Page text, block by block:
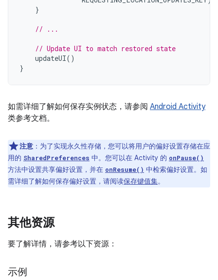
}
// ...
// Update UI to match restored state
updateUI()
}
如需详细了解如何保存实例状态，请参阅 Android Activity
类参考文档。
注意 ：为了实现永久性存储，您可以将用户的偏好设置存储在应
用的 SharedPreferences 中。您可以在 Activity 的 onPause()
方法中设置共享偏好设置，并在 onResume() 中检索偏好设置。如
需详细了解如何保存偏好设置，请阅读保存键值集。
其他资源
要了解详情，请参考以下资源：
示例